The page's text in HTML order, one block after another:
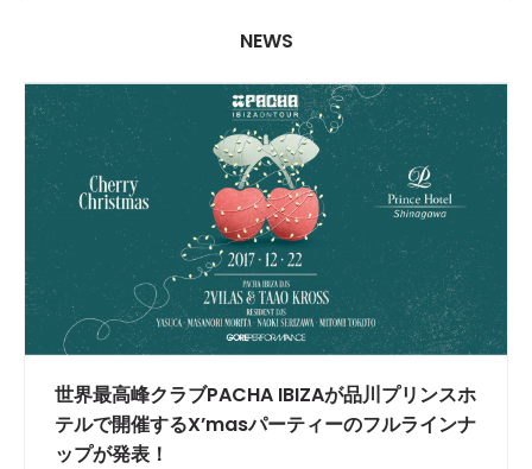
NEWS
世界最高峰クラブPACHA IBIZAが品川プリンスホ
テルで開催するX’masパーティーのフルラインナ
ップが発表！